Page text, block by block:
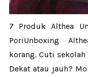
7 Produk Althea
PoriUnboxing
korang. Cuti
Dekat atau jauh?